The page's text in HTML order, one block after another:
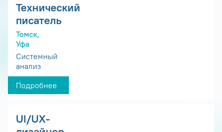
Технический
писатель
Томск,
Уфа
Системный
анализ
Подробнее
UI/UX-